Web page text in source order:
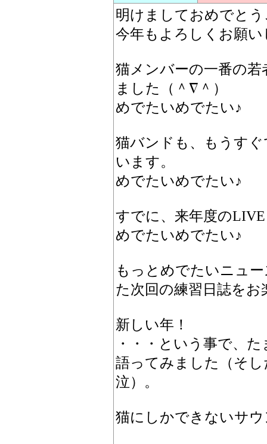
明けましておめでと
今年もよろしくお願い
猫メンバーの一番の
ました（＾∇＾）
めでたいめでたい♪
猫バンドも、もうす
います。
めでたいめでたい♪
すでに、来年度の
めでたいめでたい♪
もっとめでたいニュ
た次回の練習日誌を
新しい年！
・・・という事で、
語ってみました（そ
泣）。
猫にしかできないサ